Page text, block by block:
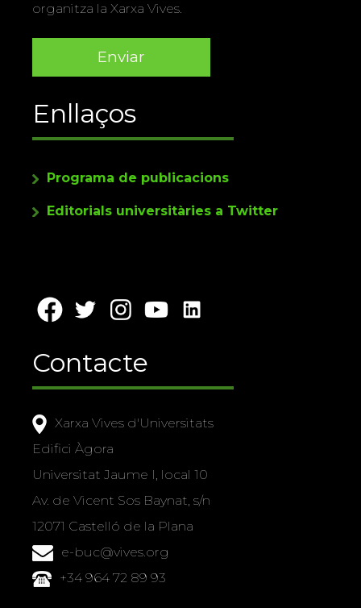
organitza la Xarxa Vives.
Enllaços
Programa de publicacions
Editorials universitàries a Twitter
Contacte
Xarxa Vives d'Universitats
Edifici Àgora
Universitat Jaume I, local 10
Av. de Vicent Sos Baynat, s/n
12071 Castelló de la Plana
e-buc@vives.org
+34 964 72 89 93